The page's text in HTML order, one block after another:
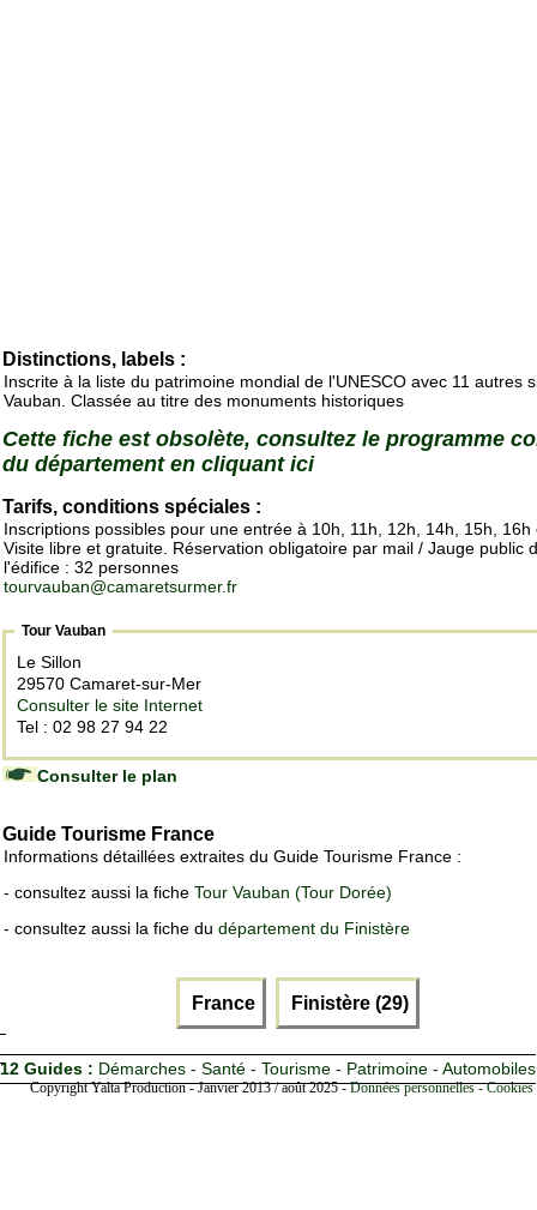
Distinctions, labels :
Inscrite à la liste du patrimoine mondial de l'UNESCO avec 11 autres
Vauban. Classée au titre des monuments historiques
Cette fiche est obsolète, consultez le programme
du département en cliquant ici
Tarifs, conditions spéciales :
Inscriptions possibles pour une entrée à 10h, 11h, 12h, 14h, 15h, 16h
Visite libre et gratuite. Réservation obligatoire par mail / Jauge public
l'édifice : 32 personnes
tourvauban@camaretsurmer.fr
Tour Vauban
Le Sillon
29570 Camaret-sur-Mer
Consulter le site Internet
Tel : 02 98 27 94 22
Consulter le plan
Guide Tourisme France
Informations détaillées extraites du Guide Tourisme France :
- consultez aussi la fiche Tour Vauban (Tour Dorée)
- consultez aussi la fiche du département du Finistère
France Finistère (29)
12 Guides : Démarches - Santé - Tourisme - Patrimoine - Automobiles
Copyright Yalta Production - Janvier 2013 / août 2025 -Données personnelles -